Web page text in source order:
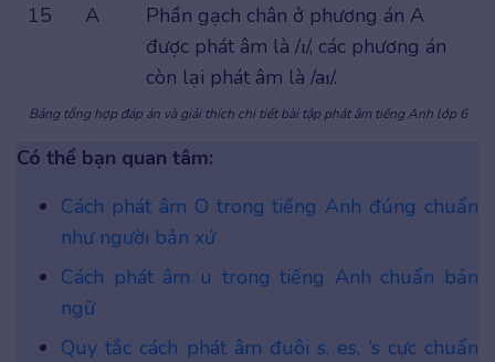
15
A
Phần gạch chân ở phương án A
được phát âm là /ɪ/, các phương án
còn lại phát âm là /aɪ/.
Bảng tổng hợp đáp án và giải thích chi tiết bài tập phát âm tiếng Anh lớp 6
Có thể bạn quan tâm:
Cách phát âm O trong tiếng Anh đúng chuẩn
như người bản xứ
Cách phát âm u trong tiếng Anh chuẩn bản
ngữ
Quy tắc cách phát âm đuôi s, es, ‘s cực chuẩn